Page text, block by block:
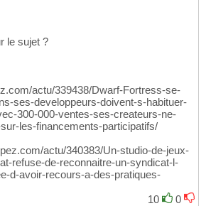
le sujet ?
actu/339438/Dwarf-Fortress-se-
ses-developpeurs-doivent-s-habituer-
300-000-ventes-ses-createurs-ne-
les-financements-participatifs/
actu/340383/Un-studio-de-jeux-
refuse-de-reconnaitre-un-syndicat-l-
d-avoir-recours-a-des-pratiques-
10
0